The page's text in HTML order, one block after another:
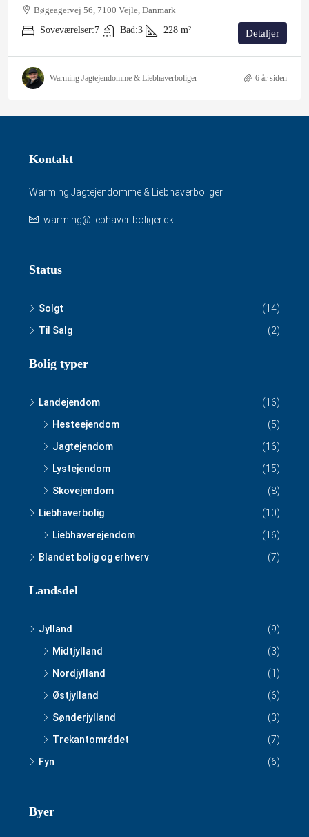
Bøgeagervej 56, 7100 Vejle, Danmark
Soveværelser:7 Bad:3 228 m² Detaljer
Warming Jagtejendomme & Liebhaverboliger 6 år siden
Kontakt
Warming Jagtejendomme & Liebhaverboliger
warming@liebhaver-boliger.dk
Status
Solgt
(14)
Til Salg
(2)
Bolig typer
Landejendom
(16)
Hesteejendom
(5)
Jagtejendom
(16)
Lystejendom
(15)
Skovejendom
(8)
Liebhaverbolig
(10)
Liebhaverejendom
(16)
Blandet bolig og erhverv
(7)
Landsdel
Jylland
(9)
Midtjylland
(3)
Nordjylland
(1)
Østjylland
(6)
Sønderjylland
(3)
Trekantområdet
(7)
Fyn
(6)
Byer